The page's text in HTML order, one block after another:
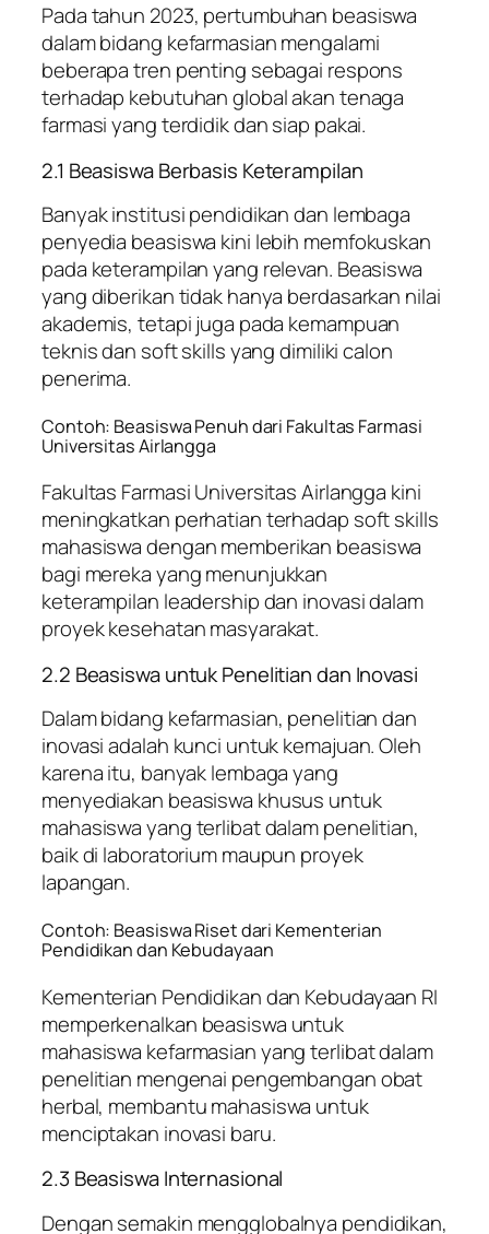
Pada tahun 2023, pertumbuhan beasiswa
dalam bidang kefarmasian mengalami
beberapa tren penting sebagai respons
terhadap kebutuhan global akan tenaga
farmasi yang terdidik dan siap pakai.
2.1 Beasiswa Berbasis Keterampilan
Banyak institusi pendidikan dan lembaga
penyedia beasiswa kini lebih memfokuskan
pada keterampilan yang relevan. Beasiswa
yang diberikan tidak hanya berdasarkan nilai
akademis, tetapi juga pada kemampuan
teknis dan soft skills yang dimiliki calon
penerima.
Contoh: Beasiswa Penuh dari Fakultas Farmasi
Universitas Airlangga
Fakultas Farmasi Universitas Airlangga kini
meningkatkan perhatian terhadap soft skills
mahasiswa dengan memberikan beasiswa
bagi mereka yang menunjukkan
keterampilan leadership dan inovasi dalam
proyek kesehatan masyarakat.
2.2 Beasiswa untuk Penelitian dan Inovasi
Dalam bidang kefarmasian, penelitian dan
inovasi adalah kunci untuk kemajuan. Oleh
karena itu, banyak lembaga yang
menyediakan beasiswa khusus untuk
mahasiswa yang terlibat dalam penelitian,
baik di laboratorium maupun proyek
lapangan.
Contoh: Beasiswa Riset dari Kementerian
Pendidikan dan Kebudayaan
Kementerian Pendidikan dan Kebudayaan RI
memperkenalkan beasiswa untuk
mahasiswa kefarmasian yang terlibat dalam
penelitian mengenai pengembangan obat
herbal, membantu mahasiswa untuk
menciptakan inovasi baru.
2.3 Beasiswa Internasional
Dengan semakin mengglobalnya pendidikan,